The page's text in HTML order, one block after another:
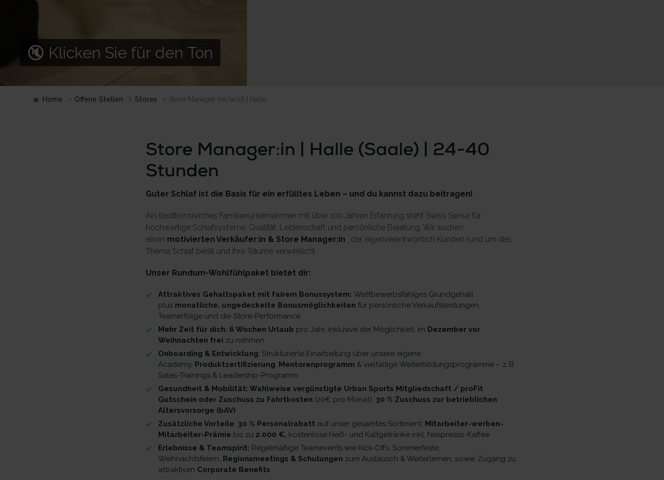
🔇 Klicken Sie für den Ton
Home Offene Stellen Stores Store Manager (m/w/d) | Halle
Store Manager:in | Halle (Saale) | 24-40
Stunden
Guter Schlaf ist die Basis für ein erfülltes Leben – und du kannst dazu beitragen!
Als traditionsreiches Familienunternehmen mit über 100 Jahren Erfahrung steht Swiss Sense für
hochwertige Schlafsysteme, Qualität, Leidenschaft und persönliche Beratung. Wir suchen
einen motivierten Verkäufer:in & Store Manager:in , der eigenverantwortlich Kunden rund um das
Thema Schlaf berät und ihre Träume verwirklicht.
Unser Rundum-Wohlfühlpaket bietet dir:
Attraktives Gehaltspaket mit fairem Bonussystem: Wettbewerbsfähiges Grundgehalt
plus monatliche, ungedeckelte Bonusmöglichkeiten für persönliche Verkaufsleistungen,
Teamerfolge und die Store-Performance
Mehr Zeit für dich: 6 Wochen Urlaub pro Jahr, inklusive der Möglichkeit, im Dezember vor
Weihnachten frei zu nehmen
Onboarding & Entwicklung: Strukturierte Einarbeitung über unsere eigene
Academy, Produktzertifizierung, Mentorenprogramm & vielfältige Weiterbildungsprogramme – z. B.
Sales-Trainings & Leadership-Programm
Gesundheit & Mobilität: Wahlweise vergünstigte Urban Sports Mitgliedschaft / proFit
Gutschein oder Zuschuss zu Fahrtkosten (20€ pro Monat), 30 % Zuschuss zur betrieblichen
Altersvorsorge (bAV)
Zusätzliche Vorteile: 30 % Personalrabatt auf unser gesamtes Sortiment, Mitarbeiter-werben-
Mitarbeiter-Prämie bis zu 2.000 €, kostenlose Heiß- und Kaltgetränke inkl. Nespresso-Kaffee
Erlebnisse & Teamspirit: Regelmäßige Teamevents wie Kick-Offs, Sommerfeste,
Weihnachtsfeiern, Regionsmeetings & Schulungen zum Austausch & Weiterlernen, sowie Zugang zu
attraktiven Corporate Benefits